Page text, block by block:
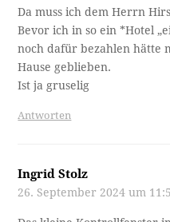
Da muss ich dem Herrn
Bevor ich in so ein *Hotel
noch dafür bezahlen hätte
Hause geblieben.
Ist ja gruselig
Antworten
Ingrid Stolz
26. September 2024 um